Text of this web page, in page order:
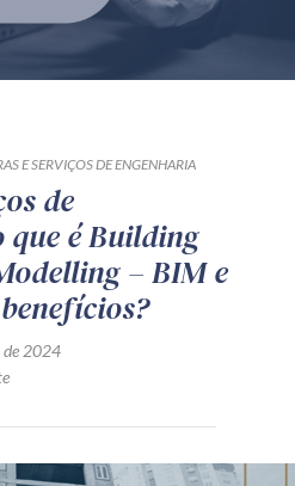
e serviços
por Escrito
Zênite
Online
presenciais
in Company
E SERVIÇOS DE ENGENHARIA
de
é Building
– BIM e
de 2024